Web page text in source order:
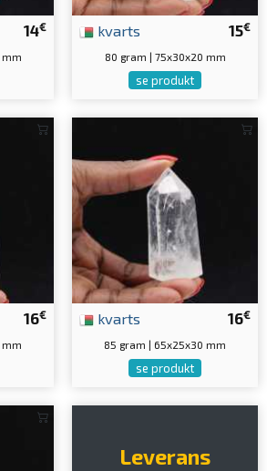
14€
mm
15€
kvarts
80 gram | 75x30x20 mm
se produkt
16€
mm
16€
kvarts
85 gram | 65x25x30 mm
se produkt
Leverans